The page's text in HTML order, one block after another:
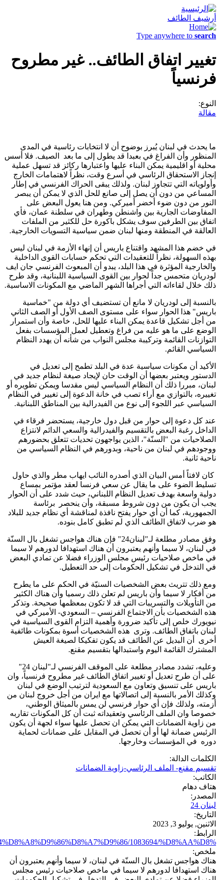
أرشيف الطائف
Type anywhere to search
تغيير اتفاق الطائف.. غير مطروح
فرنسياً
النوع:
مقالة
ما يحدث في لبنان يُبرز بوضوح أن لا انتخابات رئاسية في المدى
المنظور وأن الفراغ في بعبدا قد يطول إلى ما بعد الصيف. فلا أسس
محلية أو اقليمية يمكن البناء عليها واعتبارها ركائز قد تسهل عملية
إنجاز الاستحقاق الرئاسي في أسرع وقت، نظراً لاهتمامات الخارج
وأولوياته التي تتجاوز لبنان. ولذلك يبقى الحراك الفرنسي في إطار
المساعي من دون أن يصل إلى صانع للحل الذي لا يمكن أن يبصر
النور من دون ضوء أخضر أميركي. ومن هنا يعول البعض على
المفاوضات الجارية بين واشنطن وطهران في سلطنة عمان، فأي
اتفاق بين الطرفين سوف يشكل باكورة حل للكثير من الملفات
العالقة في المنطقة ومنها لبنان ضمن سياسية التسويات الخارجية.
في خضم هذا المشهد واقتناع باريس أن إنهاء الأزمة في لبنان ليس
بهذه السهولة، نظراً للتعقيدات التي تحكم حسابات القوى الداخلية
والخارجية المؤثرة في هذا البلد، يبدو أن المبعوث الفرنسي جان ايف
لودريان متحمس جداً لحوار بين القوى السياسية اللبنانية، وقد طرح
ذلك خلال لقاءاته التي أجراها الشهر الماضي مع المكونات الاساسية.
بالنسبة إلى لودريان لا مانع أن تستضيف أي دولة من "خماسية
باريس" هذا الحوار سواء على مستوى الصف الأول أو الصف الثاني
من أجل تشكيل قاعدة يمكن البناء عليها للحل، خاصة وأن استمرار
الوضع على ما هو عليه من فراغ وتعطيل لعمل المؤسسات بفعل
التوازنات القائمة وتركيبة مجلس النواب من شأنه أن يهدد النظام
السياسي القائم.
الأكيد أن مكونات سياسية عدة في البلد تطمح إلى تعديل في
الدستور ويعتبر بعضها أن الوقت حان لإيجاد صيغة لنظام جديد في
لبنان، مبررا ذلك أن النظام السياسي ليس مقدسا ويمكن تطويره أو
تغييره، بالتوازي مع أراء تصب في خانة الدعوة إلى تغيير في النظام
السياسي عبر اللجوء إلى نوع من الفيدرالية بين المناطق اللبنانية.
عند كل دعوة إلى حوار من قبل دول خارجية، يستحضر فرقاء في
الداخل رغبة البعض بالتقسيم والفيدرالية والسعي الدائم لانتزاع
الصلاحيات من "السنّة"، الذين يواجهون تحديات تتعلق بحضورهم
ووجودهم في لبنان من ناحية، وبدورهم في النظام السياسي من
ناحية ثانية.
كان لافتاً أمس البيان الذي أصدره النائب ايهاب مطر والذي حاول
تسليط الضوء على ما يقال عن سعي فرنسا لعقد مؤتمر بمساع
دولية واسعة بهدف تعديل النظام اللبناني، حيث شدد على أن الحوار
يجب أن يكون من دون شروط مسبقة، وأن ينحصر برئاسة
الجمهورية، كما أن أي حوار يفتح نافذة لمناقشة أي نظام جديد للبلاد
هو ضرب لاتفاق الطائف الذي لم تطبق كامل بنوده.
وفق مصادر مطلعة لـ"لبنان24" فإن هناك هواجس تشغل بال السنّة
في لبنان، لا سيما وأنهم يعتبرون أن هناك استهدافا لدورهم لا سيما
في ماخص صلاحيات رئيس مجلس الوزراء فضلا عن تمادي البعض
في التدخل في تشكيل الحكومات إلى حد التعطيل.
ومع ذلك تتريث بعض الشخصيات السنيّة في الحكم على ما يطرح
من أفكار لا سيما وأن باريس لم تعلن ذلك رسميا وأن هناك الكثير
من التأويلات والتسريبات التي قد لا تكون بمعظمها صحيحة. وتذكر
هذه الشخصيات بأن الاجتماع الفرنسي – السعودي- الأميركي في
نيويورك خلص إلى تأكيد ضرورة وأهمية التزام القوى السياسية في
لبنان باتفاق الطائف. وترى هذه الشخصيات أسوة بمكونات طائفية
أخرى أن البديل عن الطائف قد يكون تفكيكا لصيغة العيش
المشترك القائمة اليوم واستبدالها بتقسيم مقنع.
وعليه، تشدد مصادر مطلعة على الموقف الفرنسي لـ"لبنان 24"
على أن طرح تعديل أو تغيير اتفاق الطائف غير مطروح فرنسياً، وان
باريس على تنسيق وتعاون مع السعودية لترتيب الوضع في لبنان
وكذلك الأمر بالنسبة إلى اتصالاتها مع ايران من أجل خروج لبنان من
أزمته، ولذلك فإن أي حوار فرنسي لن يمس بالميثاق الوطني،
خصوصا وان الملف الرئاسي وتعقيداته ثبت أن كل المكونات تقاربه
من زاوية الضمانات التي يمكن ان تحصل عليها سواء لجهة أن يكون
الرئيس ضمانة لها أو أن تحصل في المقابل على ضمانات لحماية
دوره في المؤسسات وخارجها.
الكلمات الدالة:
تقسيم مقنع- الملف الرئاسي-زاوية الضمانات
الكاتب:
هتاف دهام
المصدر:
لبنان 24
التاريخ:
الاثنين, يوليو 3, 2023
الرابط:
1083694/%D8%AA%D8%...
ملخص:
هناك هواجس تشغل بال السنّة في لبنان، لا سيما وأنهم يعتبرون أن
هناك استهدافا لدورهم لا سيما في ماخص صلاحيات رئيس مجلس